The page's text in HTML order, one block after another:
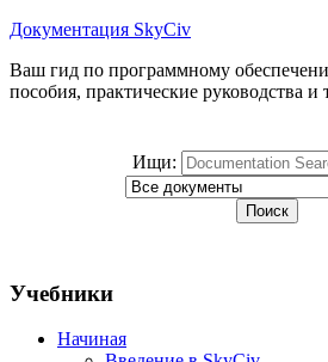
Документация SkyCiv
Ваш гид по программному
пособия, практические руководства и
Ищи:
Учебники
Начиная